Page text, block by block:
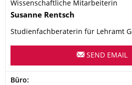
Wissenschaftliche Mitarbeiterin
Name
Susanne Rentsch
Studienfachberaterin für Lehramt
SEND EMAIL
Address
Büro: